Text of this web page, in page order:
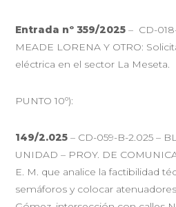
Entrada nº 359/2025 – CD-
MEADE LORENA Y OTRO:
eléctrica en el sector La Meseta.
PUNTO 10º):
149/2.025 – CD-059-B-2.025 –
UNIDAD – PROY. DE
E. M. que analice la factibilidad
semáforos y colocar